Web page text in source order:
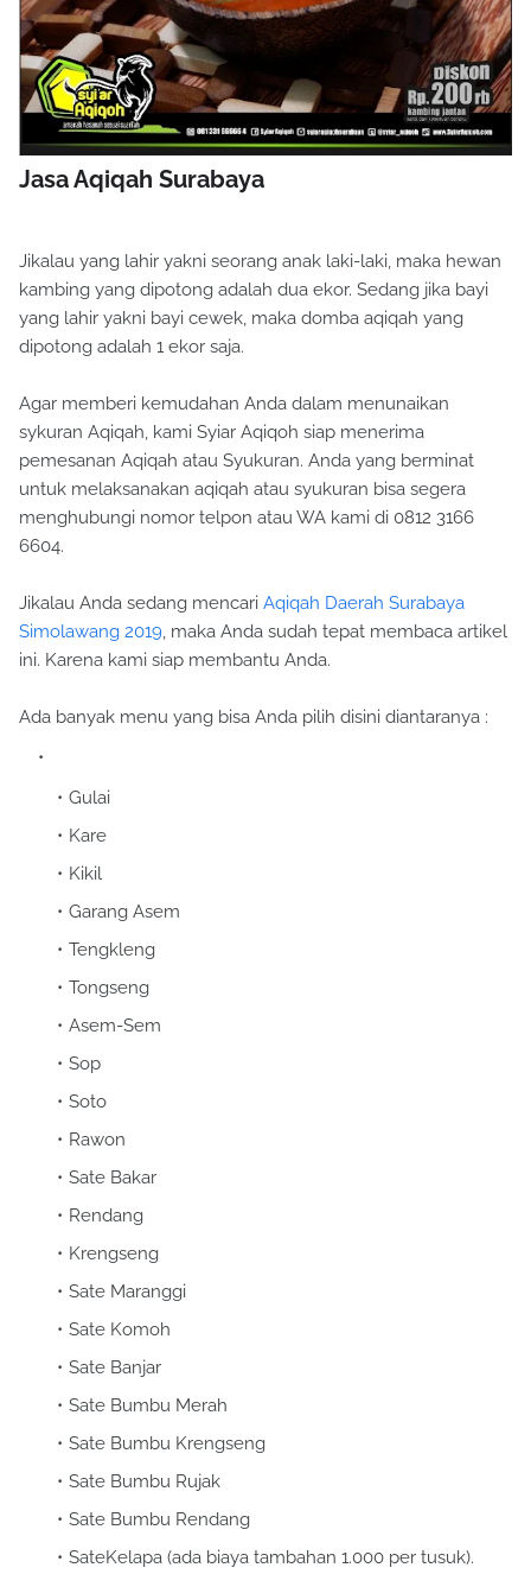
Jasa Aqiqah Surabaya
Jikalau yang lahir yakni seorang anak laki-laki, maka hewan
kambing yang dipotong adalah dua ekor. Sedang jika bayi
yang lahir yakni bayi cewek, maka domba aqiqah yang
dipotong adalah 1 ekor saja.
Agar memberi kemudahan Anda dalam menunaikan
sykuran Aqiqah, kami Syiar Aqiqoh siap menerima
pemesanan Aqiqah atau Syukuran. Anda yang berminat
untuk melaksanakan aqiqah atau syukuran bisa segera
menghubungi nomor telpon atau WA kami di 0812 3166
6604.
Jikalau Anda sedang mencari Aqiqah Daerah Surabaya
Simolawang 2019 , maka Anda sudah tepat membaca artikel
ini. Karena kami siap membantu Anda.
Ada banyak menu yang bisa Anda pilih disini diantaranya :
Gulai
Kare
Kikil
Garang Asem
Tengkleng
Tongseng
Asem-Sem
Sop
Soto
Rawon
Sate Bakar
Rendang
Krengseng
Sate Maranggi
Sate Komoh
Sate Banjar
Sate Bumbu Merah
Sate Bumbu Krengseng
Sate Bumbu Rujak
Sate Bumbu Rendang
SateKelapa (ada biaya tambahan 1.000 per tusuk).